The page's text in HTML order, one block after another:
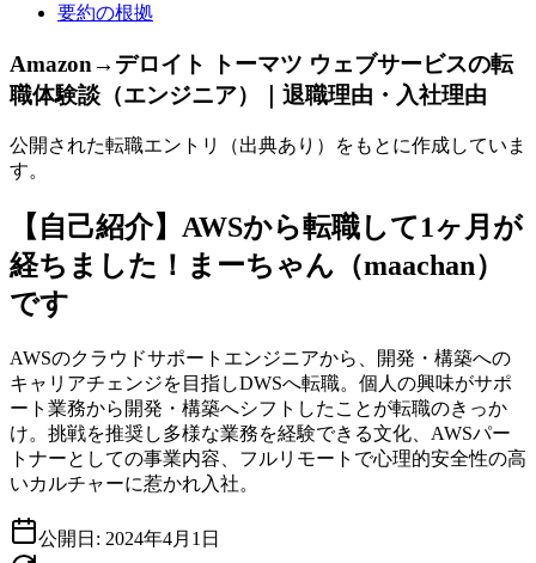
要約の根拠
Amazon→デロイト トーマツ ウェブサービスの転
職体験談（エンジニア）｜退職理由・入社理由
公開された転職エントリ（出典あり）をもとに作成していま
す。
【自己紹介】AWSから転職して1ヶ月が
経ちました！まーちゃん（maachan）
です
AWSのクラウドサポートエンジニアから、開発・構築への
キャリアチェンジを目指しDWSへ転職。個人の興味がサポ
ート業務から開発・構築へシフトしたことが転職のきっか
け。挑戦を推奨し多様な業務を経験できる文化、AWSパー
トナーとしての事業内容、フルリモートで心理的安全性の高
いカルチャーに惹かれ入社。
公開日: 2024年4月1日